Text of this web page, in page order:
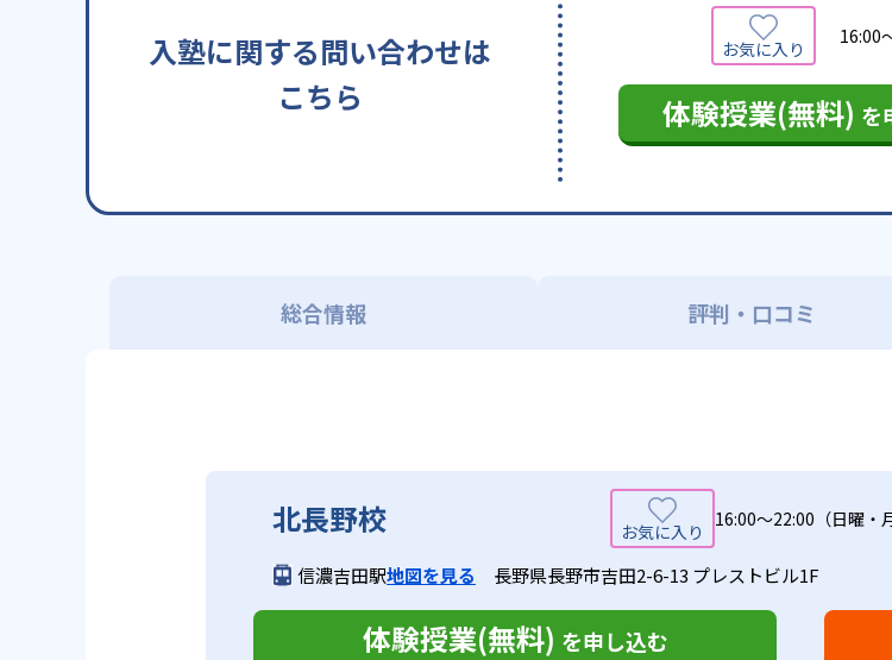
入塾に関する問い合わせは
こちら
16:00
体験授業(無料) を
総合情報 評判・口コミ
北長野校 16:00〜22:00（日曜・
信濃吉田駅地図を見る 長野県長野市吉田2-6-13 プレストビル1F
体験授業(無料) を申し込む